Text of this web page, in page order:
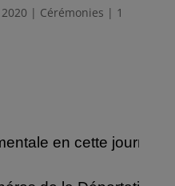
| Cérémonies | 1
en cette journée